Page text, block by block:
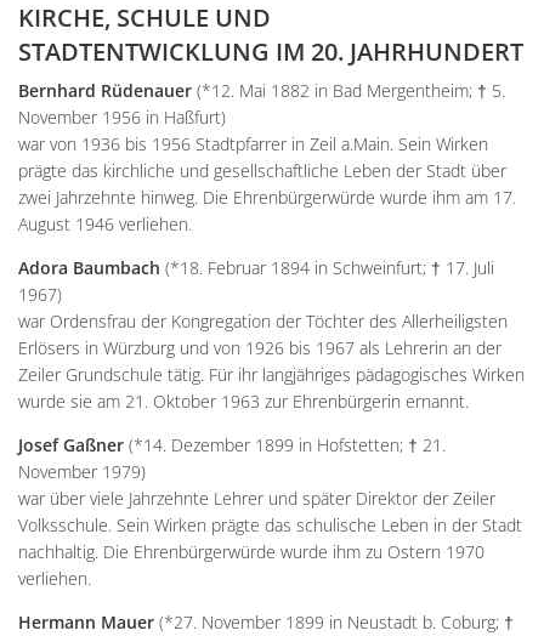
KIRCHE, SCHULE UND
STADTENTWICKLUNG IM 20. JAHRHUNDERT
Bernhard Rüdenauer (*12. Mai 1882 in Bad Mergentheim; † 5.
November 1956 in Haßfurt)
war von 1936 bis 1956 Stadtpfarrer in Zeil a.Main. Sein Wirken
prägte das kirchliche und gesellschaftliche Leben der Stadt über
zwei Jahrzehnte hinweg. Die Ehrenbürgerwürde wurde ihm am 17.
August 1946 verliehen.
Adora Baumbach (*18. Februar 1894 in Schweinfurt; † 17. Juli
1967)
war Ordensfrau der Kongregation der Töchter des Allerheiligsten
Erlösers in Würzburg und von 1926 bis 1967 als Lehrerin an der
Zeiler Grundschule tätig. Für ihr langjähriges pädagogisches Wirken
wurde sie am 21. Oktober 1963 zur Ehrenbürgerin ernannt.
Josef Gaßner (*14. Dezember 1899 in Hofstetten; † 21.
November 1979)
war über viele Jahrzehnte Lehrer und später Direktor der Zeiler
Volksschule. Sein Wirken prägte das schulische Leben in der Stadt
nachhaltig. Die Ehrenbürgerwürde wurde ihm zu Ostern 1970
verliehen.
Hermann Mauer (*27. November 1899 in Neustadt b. Coburg; †